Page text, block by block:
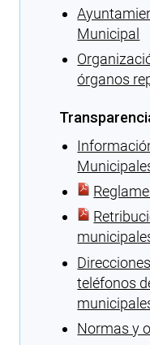
Municipal
órganos
teléfonos
Normas y